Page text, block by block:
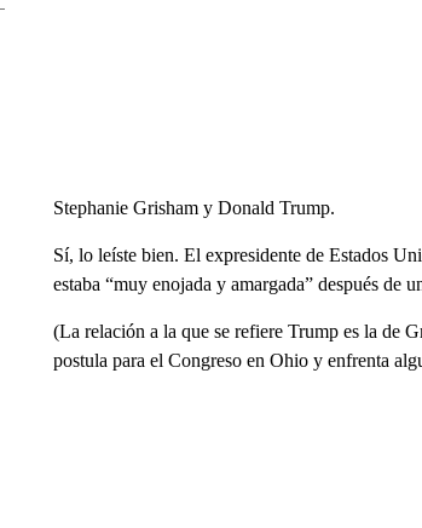
Stephanie Grisham y Donald Trump.
Sí, lo leíste bien. El expresidente de Estados
estaba “muy enojada y amargada” después de
(La relación a la que se refiere Trump es la de
postula para el Congreso en Ohio y enfrenta